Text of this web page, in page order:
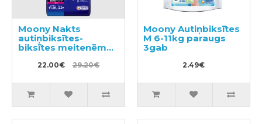
Moony Nakts
autiņbiksītes-
biksītes meitenēm
22.00€ 29.20€
Moony Autiņbiksītes
M 6-11kg paraugs
3gab
2.49€